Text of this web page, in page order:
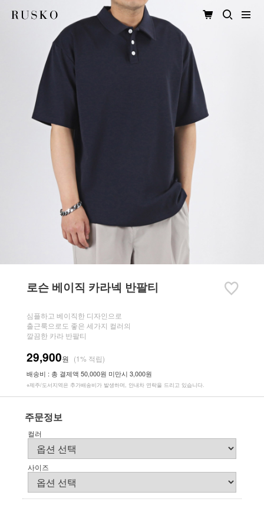
로슨 베이직 카라넥 반팔티
심플하고 베이직한 디자인으로
출근룩으로도 좋은 세가지 컬러의
깔끔한 카라 반팔티
29,900원 (1% 적립)
배송비 : 총 결제액 50,000원 미만시 3,000원
※제주/도서지역은 추가배송비가 발생하며, 안내차 연락을 드리고 있습니다.
주문정보
컬러
사이즈